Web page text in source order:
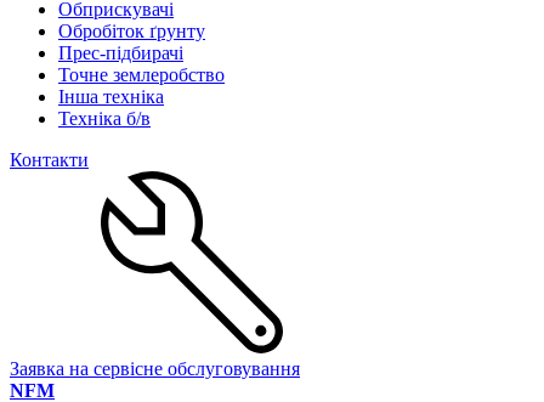
Обприскувачі
Обробіток ґрунту
Прес-підбирачі
Точне землеробство
Інша техніка
Техніка б/в
Контакти
Заявка на сервісне обслуговування
NFM